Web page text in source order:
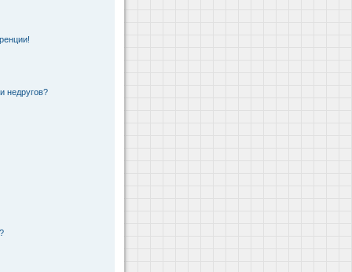
недругов?